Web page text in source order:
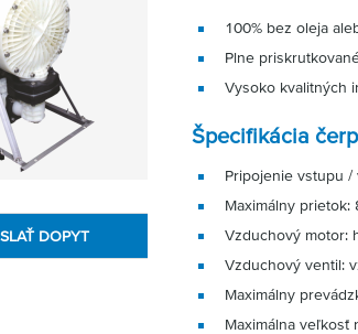
DOPYT
100% bez oleja
Plne
Vysoko kvalitných
Špecifikácia
Pripojenie vstupu
Maximálny prietok:
Vzduchový motor:
Vzduchový ventil:
Maximálny
Maximálna veľkosť